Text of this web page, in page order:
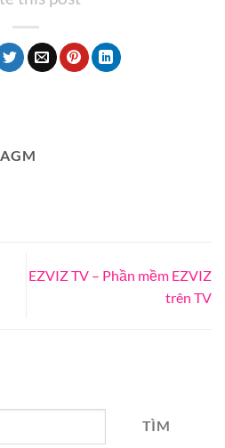
EZVIZ TV – Phần mềm EZVIZ
trên TV
TÌM